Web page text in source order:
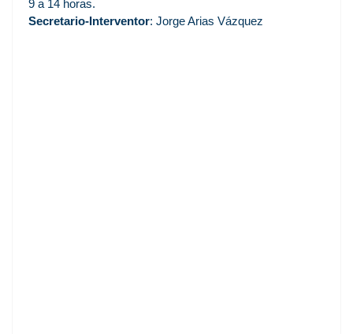
9 a 14 horas.
Secretario-Interventor: Jorge Arias Vázquez